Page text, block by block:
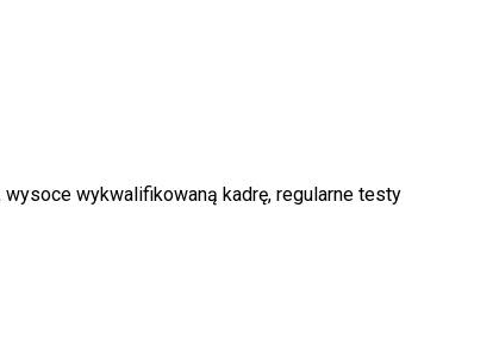
wykwalifikowaną kadrę, regularne testy